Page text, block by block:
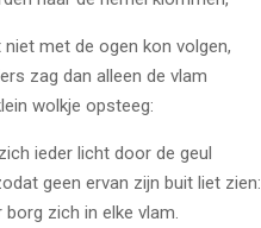
met de ogen kon volgen,
zag dan alleen de vlam
wolkje opsteeg:
ieder licht door de geul
geen ervan zijn buit liet zien:
borg zich in elke vlam.